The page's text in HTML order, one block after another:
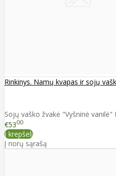
Rinkinys. Namų kvapas ir sojų
Sojų vaško žvakė "Vyšninė
€5300
Į krepšelį
Į norų sąrašą